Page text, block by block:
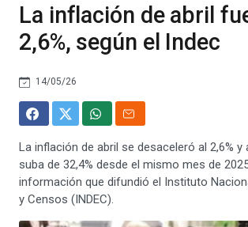
La inflación de abril
2,6%, según el Indec
14/05/26
La inflación de abril se desaceleró al 2,6% y
suba de 32,4% desde el mismo mes de
información que difundió el Instituto
y Censos (INDEC).